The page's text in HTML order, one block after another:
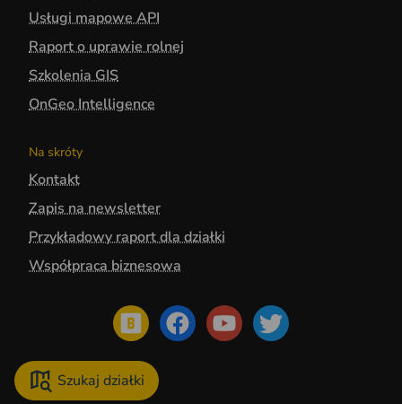
Usługi mapowe API
Raport o uprawie rolnej
Szkolenia GIS
OnGeo Intelligence
Na skróty
Kontakt
Zapis na newsletter
Przykładowy raport dla działki
Współpraca biznesowa
Szukaj działki